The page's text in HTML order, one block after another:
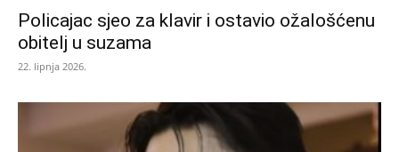
Policajac sjeo za klavir i ostavio ožalošćenu
obitelj u suzama
22. lipnja 2026.